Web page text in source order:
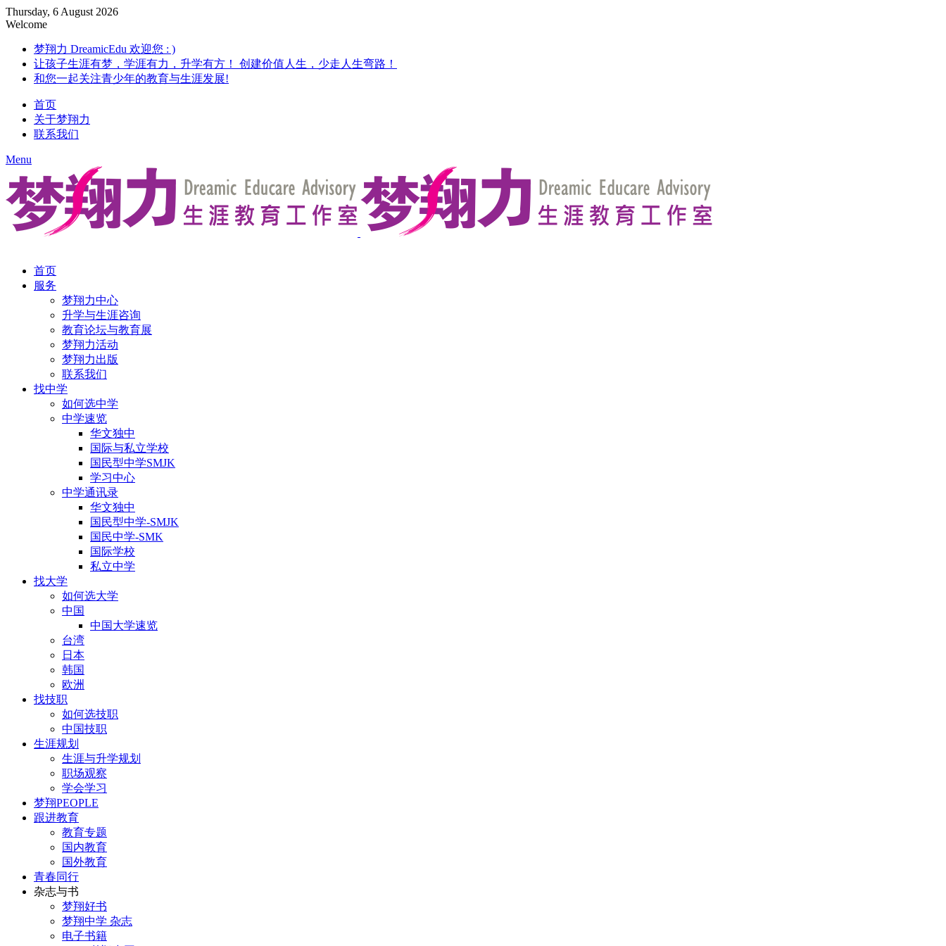
Thursday, 6 August 2026
Welcome
梦翔力 DreamicEdu 欢迎您 : )
让孩子生涯有梦，学涯有力，升学有方！ 创建价值人生，少走人生弯路！
和您一起关注青少年的教育与生涯发展!
首页
关于梦翔力
联系我们
Menu
首页
服务
梦翔力中心
升学与生涯咨询
教育论坛与教育展
梦翔力活动
梦翔力出版
联系我们
找中学
如何选中学
中学速览
华文独中
国际与私立学校
国民型中学SMJK
学习中心
中学通讯录
华文独中
国民型中学-SMJK
国民中学-SMK
国际学校
私立中学
找大学
如何选大学
中国
中国大学速览
台湾
日本
韩国
欧洲
找技职
如何选技职
中国技职
生涯规划
生涯与升学规划
职场观察
学会学习
梦翔PEOPLE
跟进教育
教育专题
国内教育
国外教育
青春同行
杂志与书
梦翔好书
梦翔中学 杂志
电子书籍